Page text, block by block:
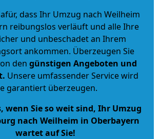
dass Ihr Umzug nach Weilheim
reibungslos verläuft und alle Ihre
und unbeschadet an Ihrem
ankommen. Überzeugen Sie
den günstigen Angeboten und
. Unsere umfassender Service wird
garantiert überzeugen.
wenn Sie so weit sind, Ihr Umzug
nach Weilheim in Oberbayern
wartet auf Sie!